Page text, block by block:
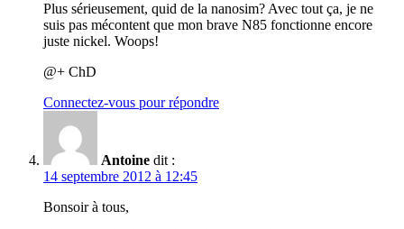
Plus sérieusement, quid de la nanosim? Avec tout ça, je ne
suis pas mécontent que mon brave N85 fonctionne encore
juste nickel. Woops!
@+ ChD
Connectez-vous pour répondre
Antoine dit :
14 septembre 2012 à 12:45
Bonsoir à tous,